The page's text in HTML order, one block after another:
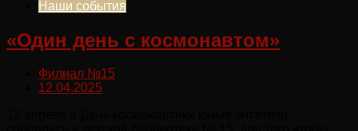
Наши события
«Один день с космонавтом»
Филиал №15
12.04.2025